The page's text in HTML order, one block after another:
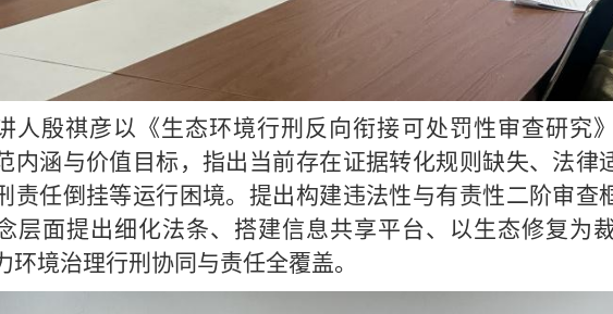
人殷祺彦以《生态环境行刑反向衔接可处罚性审查研究
内涵与价值目标，指出当前存在证据转化规则缺失、法律
责任倒挂等运行困境。提出构建违法性与有责性二阶审查
层面提出细化法条、搭建信息共享平台、以生态修复为
环境治理行刑协同与责任全覆盖。